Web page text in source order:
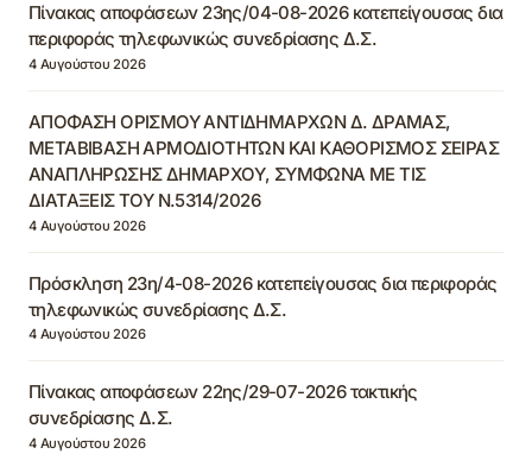
Πίνακας αποφάσεων 23ης/04-08-2026 κατεπείγουσας δια
περιφοράς τηλεφωνικώς συνεδρίασης Δ.Σ.
4 Αυγούστου 2026
ΑΠΟΦΑΣΗ ΟΡΙΣΜΟΥ ΑΝΤΙΔΗΜΑΡΧΩΝ Δ. ΔΡΑΜΑΣ,
ΜΕΤΑΒΙΒΑΣΗ ΑΡΜΟΔΙΟΤΗΤΩΝ ΚΑΙ ΚΑΘΟΡΙΣΜΟΣ ΣΕΙΡΑΣ
ΑΝΑΠΛΗΡΩΣΗΣ ΔΗΜΑΡΧΟΥ, ΣΥΜΦΩΝΑ ΜΕ ΤΙΣ
ΔΙΑΤΑΞΕΙΣ ΤΟΥ Ν.5314/2026
4 Αυγούστου 2026
Πρόσκληση 23η/4-08-2026 κατεπείγουσας δια περιφοράς
τηλεφωνικώς συνεδρίασης Δ.Σ.
4 Αυγούστου 2026
Πίνακας αποφάσεων 22ης/29-07-2026 τακτικής
συνεδρίασης Δ.Σ.
4 Αυγούστου 2026